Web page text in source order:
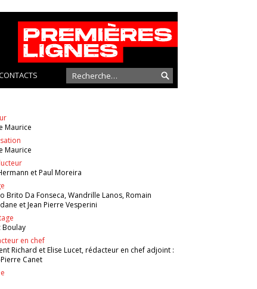
Maurice
Maurice
et Paul Moreira
Brito Da Fonseca, Wandrille Lanos, Romain
et Jean Pierre Vesperini
Boulay
en chef
Richard et Elise Lucet, rédacteur en chef adjoint :
Pierre Canet